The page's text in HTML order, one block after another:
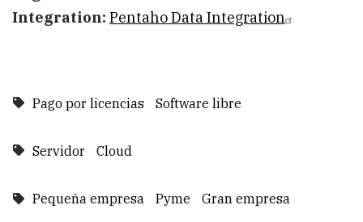
Integration: Pentaho Data Integration
Pago por licencias Software libre
Servidor Cloud
Pequeña empresa Pyme Gran empresa